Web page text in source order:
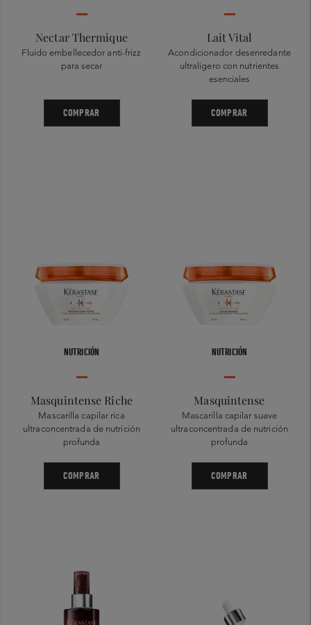
Nectar Thermique
Fluido embellecedor anti-frizz
para secar
COMPRAR
Lait Vital
Acondicionador desenredante
ultraligero con nutrientes
esenciales
COMPRAR
NUTRICIÓN
Masquintense Riche
Mascarilla capilar rica
ultraconcentrada de nutrición
profunda
COMPRAR
NUTRICIÓN
Masquintense
Mascarilla capilar suave
ultraconcentrada de nutrición
profunda
COMPRAR